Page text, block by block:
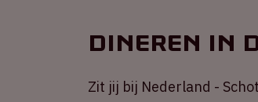
Dineren in
Zit jij bij Nederland -